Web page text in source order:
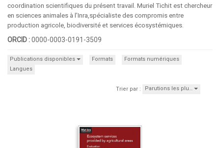
coordination scientifiques du présent travail. Muriel Tichit est chercheur
en sciences animales à l’Inra,spécialiste des compromis entre
production agricole, biodiversité et services écosystémiques.
ORCID :0000-0003-0191-3509
Publications disponibles Formats
Formats numériques
Langues
Trier par : Parutions les plu…